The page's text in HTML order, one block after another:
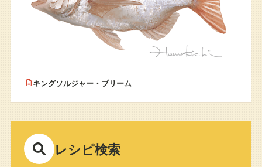
キングソルジャー・ブリーム
レシピ検索